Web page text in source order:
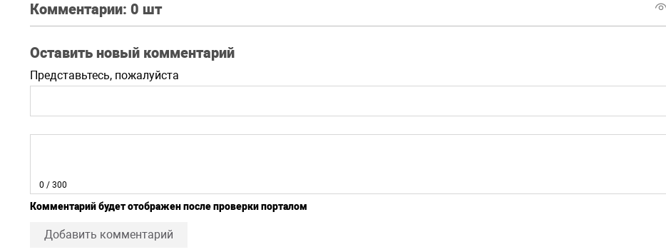
Комментарии: 0 шт
Оставить новый комментарий
Представьтесь, пожалуйста
0 / 300
Комментарий будет отображен после проверки порталом
Добавить комментарий